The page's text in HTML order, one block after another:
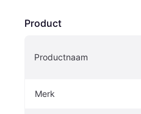
Product
Productnaam
Merk